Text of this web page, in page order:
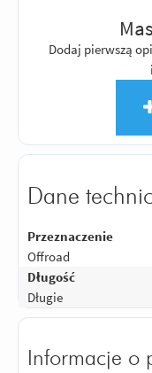
Dodaj pierwszą
Dane
Przeznaczenie
Offroad
Długość
Długie
Informacje o